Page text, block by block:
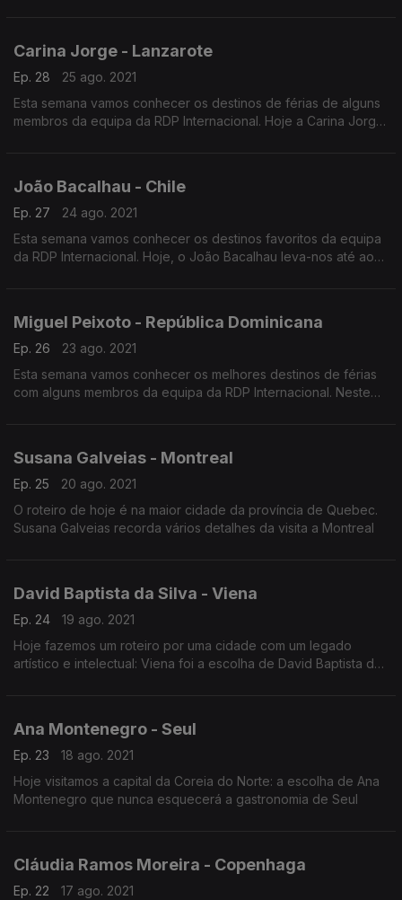
Carina Jorge - Lanzarote
Ep. 28
25 ago. 2021
Esta semana vamos conhecer os destinos de férias de alguns
membros da equipa da RDP Internacional. Hoje a Carina Jorge
João Bacalhau - Chile
Ep. 27
24 ago. 2021
Esta semana vamos conhecer os destinos favoritos da equipa
da RDP Internacional. Hoje, o João Bacalhau leva-nos até ao
Miguel Peixoto - República Dominicana
Ep. 26
23 ago. 2021
Esta semana vamos conhecer os melhores destinos de férias
com alguns membros da equipa da RDP Internacional. Neste
Susana Galveias - Montreal
Ep. 25
20 ago. 2021
O roteiro de hoje é na maior cidade da província de Quebec.
Susana Galveias recorda vários detalhes da visita a Montreal
David Baptista da Silva - Viena
Ep. 24
19 ago. 2021
Hoje fazemos um roteiro por uma cidade com um legado
artístico e intelectual: Viena foi a escolha de David Baptista da
Ana Montenegro - Seul
Ep. 23
18 ago. 2021
Hoje visitamos a capital da Coreia do Norte: a escolha de Ana
Montenegro que nunca esquecerá a gastronomia de Seul
Cláudia Ramos Moreira - Copenhaga
Ep. 22
17 ago. 2021